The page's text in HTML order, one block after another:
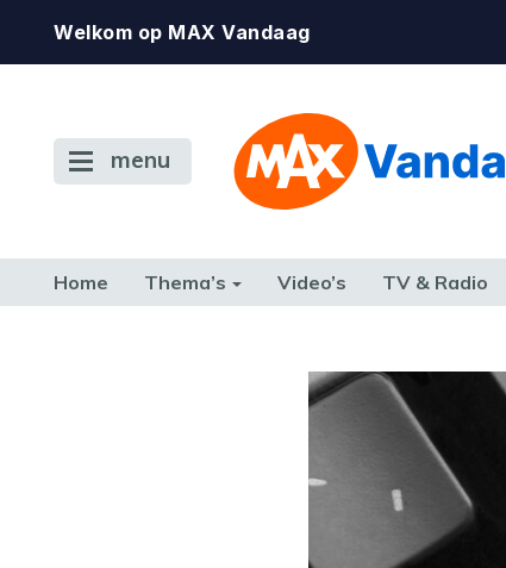
Welkom op MAX Vandaag
menu
Home Thema’s Video’s TV & Radio